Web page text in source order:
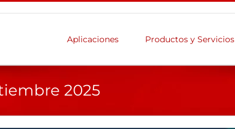
Aplicaciones Productos y Servicios
2025